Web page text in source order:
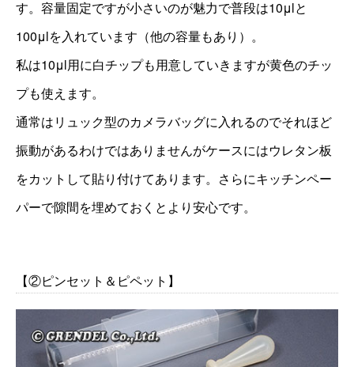
す。容量固定ですが小さいのが魅力で普段は10μlと
100μlを入れています（他の容量もあり）。
私は10μl用に白チップも用意していきますが黄色のチッ
プも使えます。
通常はリュック型のカメラバッグに入れるのでそれほど
振動があるわけではありませんがケースにはウレタン板
をカットして貼り付けてあります。さらにキッチンペー
パーで隙間を埋めておくとより安心です。
【②ピンセット＆ピペット】